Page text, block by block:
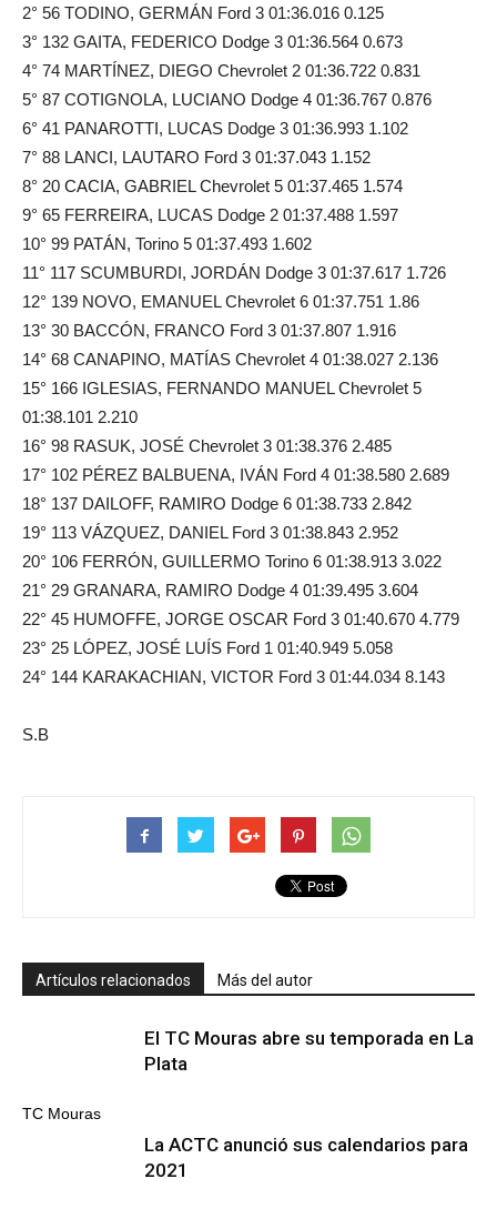
2° 56 TODINO, GERMÁN Ford 3 01:36.016 0.125
3° 132 GAITA, FEDERICO Dodge 3 01:36.564 0.673
4° 74 MARTÍNEZ, DIEGO Chevrolet 2 01:36.722 0.831
5° 87 COTIGNOLA, LUCIANO Dodge 4 01:36.767 0.876
6° 41 PANAROTTI, LUCAS Dodge 3 01:36.993 1.102
7° 88 LANCI, LAUTARO Ford 3 01:37.043 1.152
8° 20 CACIA, GABRIEL Chevrolet 5 01:37.465 1.574
9° 65 FERREIRA, LUCAS Dodge 2 01:37.488 1.597
10° 99 PATÁN, Torino 5 01:37.493 1.602
11° 117 SCUMBURDI, JORDÁN Dodge 3 01:37.617 1.726
12° 139 NOVO, EMANUEL Chevrolet 6 01:37.751 1.86
13° 30 BACCÓN, FRANCO Ford 3 01:37.807 1.916
14° 68 CANAPINO, MATÍAS Chevrolet 4 01:38.027 2.136
15° 166 IGLESIAS, FERNANDO MANUEL Chevrolet 5
01:38.101 2.210
16° 98 RASUK, JOSÉ Chevrolet 3 01:38.376 2.485
17° 102 PÉREZ BALBUENA, IVÁN Ford 4 01:38.580 2.689
18° 137 DAILOFF, RAMIRO Dodge 6 01:38.733 2.842
19° 113 VÁZQUEZ, DANIEL Ford 3 01:38.843 2.952
20° 106 FERRÓN, GUILLERMO Torino 6 01:38.913 3.022
21° 29 GRANARA, RAMIRO Dodge 4 01:39.495 3.604
22° 45 HUMOFFE, JORGE OSCAR Ford 3 01:40.670 4.779
23° 25 LÓPEZ, JOSÉ LUÍS Ford 1 01:40.949 5.058
24° 144 KARAKACHIAN, VICTOR Ford 3 01:44.034 8.143
S.B
Artículos relacionados Más del autor
TC Mouras
El TC Mouras abre su temporada en La
Plata
La ACTC anunció sus calendarios para
2021